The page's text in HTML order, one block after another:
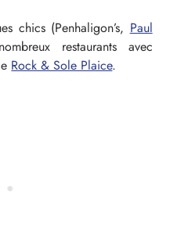
chics (Penhaligon’s, Paul
restaurants avec
Rock & Sole Plaice.